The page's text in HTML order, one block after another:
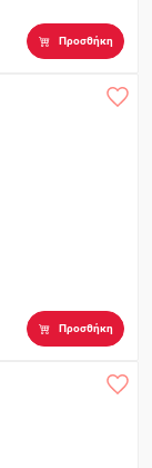
Προσθήκη
Προσθήκη